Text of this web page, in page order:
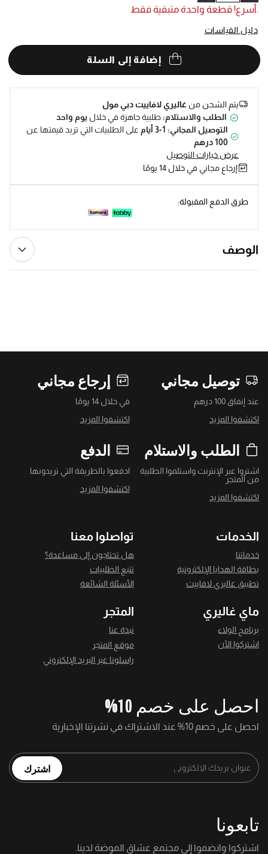
.أسرع! قطعة واحدة متبقية فقط
دليل القياسات
إضافة إلى السلة
يتم الشحن منغاليري لافاييت دبي مول
الطلب والاستلام: طلبية جاهزة في خلال يوم واحد
التوصيل المجاني: 1-3 أيام
على الطلبيات التي تزيد قيمتها عن
100 درهم
عرض خيارات التوصيل
إرجاع مجاني في خلال 14 يومًا
طرق الدفع المقبولة:
الوصف
توصيل مجاني
عند إنفاق 100 درهم
اكتشفوا المزيد
إرجاع مجاني
في خلال 14 يومًا
اكتشفوا المزيد
الطلب والاستلام
اشتروا عبر الإنترنت واستلموا الطلبية
من المتجر
اكتشفوا المزيد
الدفع
ادفعوا بالطريقة التي تريدونها
اكتشفوا المزيد
الخدمات
خدماتنا
بطاقة الهدايا الإلكترونية
تطبيق غاليري لافاييت
تواصلوا معنا
هل تحتاجون إلى مساعدة؟
تتبع الطلبيات
الأسئلة الشائعة
ماي غاليري
برنامج الولاء
اشتركوا الآن
المتجر
نبذة عنا
موقع المتجر
راسلونا عبر البريد الإلكتروني
احصل على خصم 10%
احصل على خصم 10% عند الاشتراك في نشرتنا الإخبارية
اشترك
تابعونا
اشتركوا وانضموا إلى مجتمع عشاق الموضة لدينا.